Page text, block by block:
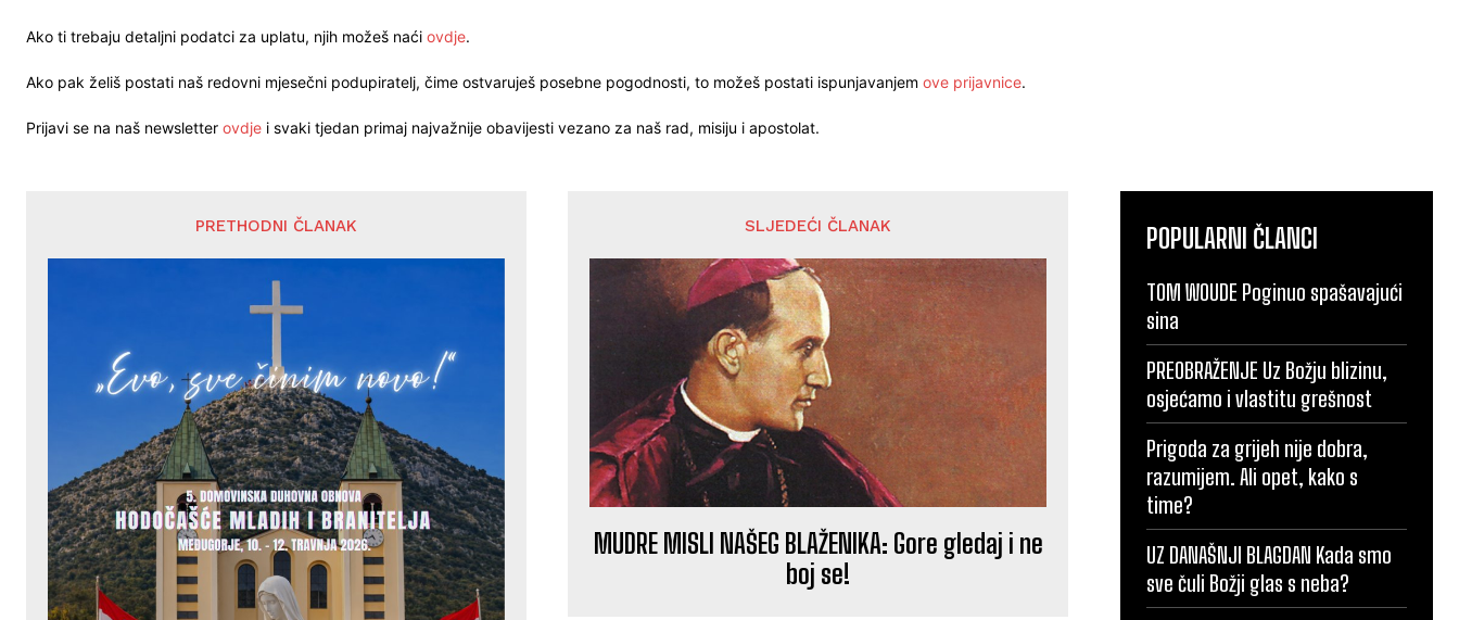
Ako ti trebaju detaljni podatci za uplatu, njih možeš naći ovdje.
Ako pak želiš postati naš redovni mjesečni podupiratelj, čime ostvaruješ posebne pogodnosti, to možeš postati ispunjavanjem ove prijavnice.
Prijavi se na naš newsletter ovdje i svaki tjedan primaj najvažnije obavijesti vezano za naš rad, misiju i apostolat.
PRETHODNI ČLANAK SLJEDEĆI ČLANAK
MUDRE MISLI NAŠEG BLAŽENIKA: Gore gledaj i ne
boj se!
POPULARNI ČLANCI
TOM WOUDE Poginuo spašavajući
sina
PREOBRAŽENJE Uz Božju blizinu,
osjećamo i vlastitu grešnost
Prigoda za grijeh nije dobra,
razumijem. Ali opet, kako s
time?
UZ DANAŠNJI BLAGDAN Kada smo
sve čuli Božji glas s neba?